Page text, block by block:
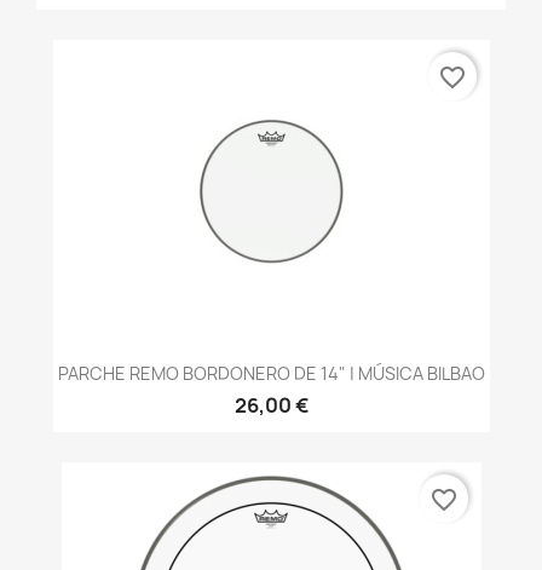
PARCHE REMO BORDONERO DE 14" | MÚSICA BILBAO
26,00 €
favorite_border
favorite_border